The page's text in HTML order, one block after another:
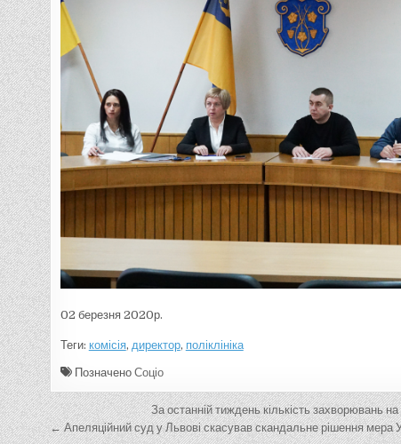
02 березня 2020р.
Теги: комісія, директор, поліклініка
Позначено Соціо
Н
а
За останній тиждень кількість захворювань
← Апеляційний суд у Львові скасував скандальне рішення мера